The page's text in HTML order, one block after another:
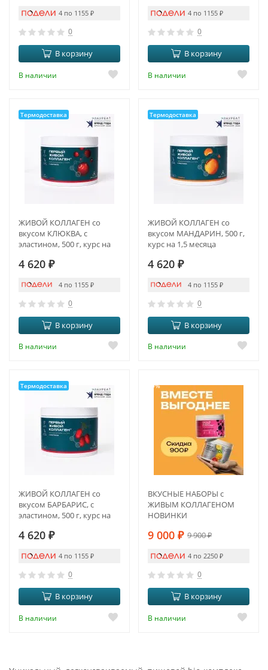
4 по 1155 ₽
0
В корзину
В наличии
4 по 1155 ₽
0
В корзину
В наличии
Термодоставка
ЖИВОЙ КОЛЛАГЕН со
вкусом КЛЮКВА, с
эластином, 500 г, курс на
4 620 ₽
4 по 1155 ₽
0
В корзину
В наличии
Термодоставка
ЖИВОЙ КОЛЛАГЕН со
вкусом МАНДАРИН, 500 г,
курс на 1,5 месяца
4 620 ₽
4 по 1155 ₽
0
В корзину
В наличии
Термодоставка
ЖИВОЙ КОЛЛАГЕН со
вкусом БАРБАРИС, с
эластином, 500 г, курс на
4 620 ₽
4 по 1155 ₽
0
В корзину
В наличии
-9%
ВКУСНЫЕ НАБОРЫ с
ЖИВЫМ КОЛЛАГЕНОМ
НОВИНКИ
9 000 ₽ 9 900₽
4 по 2250 ₽
0
В корзину
В наличии